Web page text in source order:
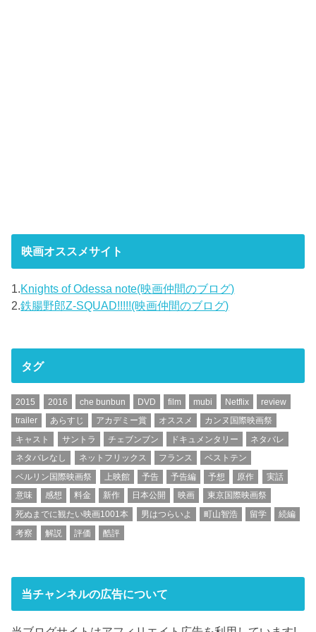
映画オススメサイト
1.Knights of Odessa note(映画仲間のブログ)
2.鉄腸野郎Z-SQUAD!!!!!(映画仲間のブログ)
タグ
2015 2016 che bunbun DVD film mubi Netflix
review
trailer
あらすじ アカデミー賞 オススメ
カンヌ国際映画祭
キャスト
サントラ チェブンブン ドキュメンタリー
ネタバレ
ネタバレなし
ネットフリックス フランス
ベストテン
ベルリン国際映画祭
上映館 予告 予告編 予想 原作
実話
意味
感想 料金 新作 日本公開 映画
東京国際映画祭
死ぬまでに観たい映画1001本
男はつらいよ 町山智浩 留学
続編
考察
解説 評価 酷評
当チャンネルの広告について